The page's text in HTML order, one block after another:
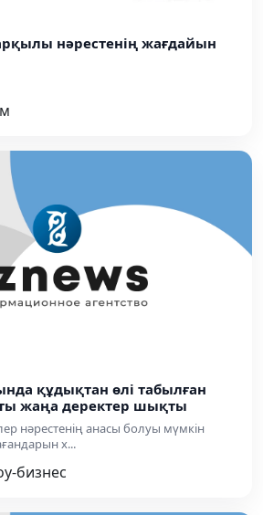
нәрестенің жағдайын
құдықтан өлі табылған
жаңа деректер шықты
нәрестенің анасы болуы мүмкін
х...
бизнес